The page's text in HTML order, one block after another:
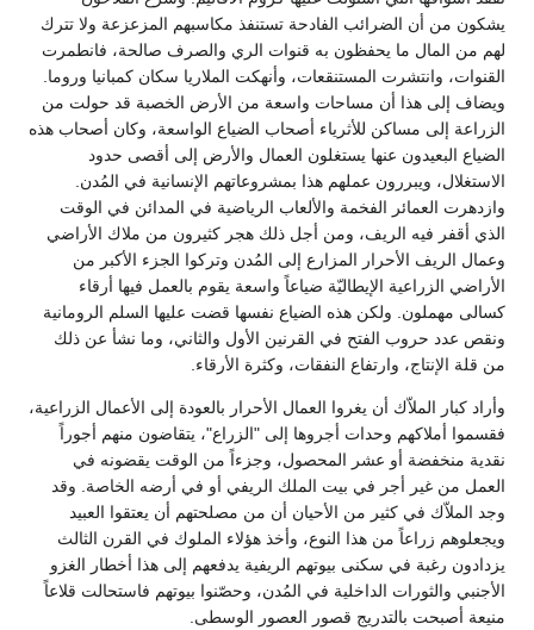
يشكون من أن الضرائب الفادحة تستنفذ مكاسبهم المزعزعة ولا تترك
لهم من المال ما يحفظون به قنوات الري والصرف صالحة، فانطمرت
القنوات، وانتشرت المستنقعات، وأنهكت الملاريا سكان كمبانيا وروما.
ويضاف إلى هذا أن مساحات واسعة من الأرض الخصبة قد حولت من
الزراعة إلى مساكن للأثرياء أصحاب الضياع الواسعة، وكان أصحاب هذه
الضياع البعيدون عنها يستغلون العمال والأرض إلى أقصى حدود
الاستغلال، ويبررون عملهم هذا بمشروعاتهم الإنسانية في المُدن.
وازدهرت العمائر الفخمة والألعاب الرياضية في المدائن في الوقت
الذي أقفر فيه الريف، ومن أجل ذلك هجر كثيرون من ملاك الأراضي
وعمال الريف الأحرار المزارع إلى المُدن وتركوا الجزء الأكبر من
الأراضي الزراعية الإيطاليّة ضياعاً واسعة يقوم بالعمل فيها أرقاء
كسالى مهملون. ولكن هذه الضياع نفسها قضت عليها السلم الرومانية
ونقص عدد حروب الفتح في القرنين الأول والثاني، وما نشأ عن ذلك
من قلة الإنتاج، وارتفاع النفقات، وكثرة الأرقاء.
وأراد كبار الملاّك أن يغروا العمال الأحرار بالعودة إلى الأعمال الزراعية،
فقسموا أملاكهم وحدات أجروها إلى "الزراع"، يتقاضون منهم أجوراً
نقدية منخفضة أو عشر المحصول، وجزءاً من الوقت يقضونه في
العمل من غير أجر في بيت الملك الريفي أو في أرضه الخاصة. وقد
وجد الملاّك في كثير من الأحيان أن من مصلحتهم أن يعتقوا العبيد
ويجعلوهم زراعاً من هذا النوع، وأخذ هؤلاء الملوك في القرن الثالث
يزدادون رغبة في سكنى بيوتهم الريفية يدفعهم إلى هذا أخطار الغزو
الأجنبي والثورات الداخلية في المُدن، وحصّنوا بيوتهم فاستحالت قلاعاً
منيعة أصبحت بالتدريج قصور العصور الوسطى.